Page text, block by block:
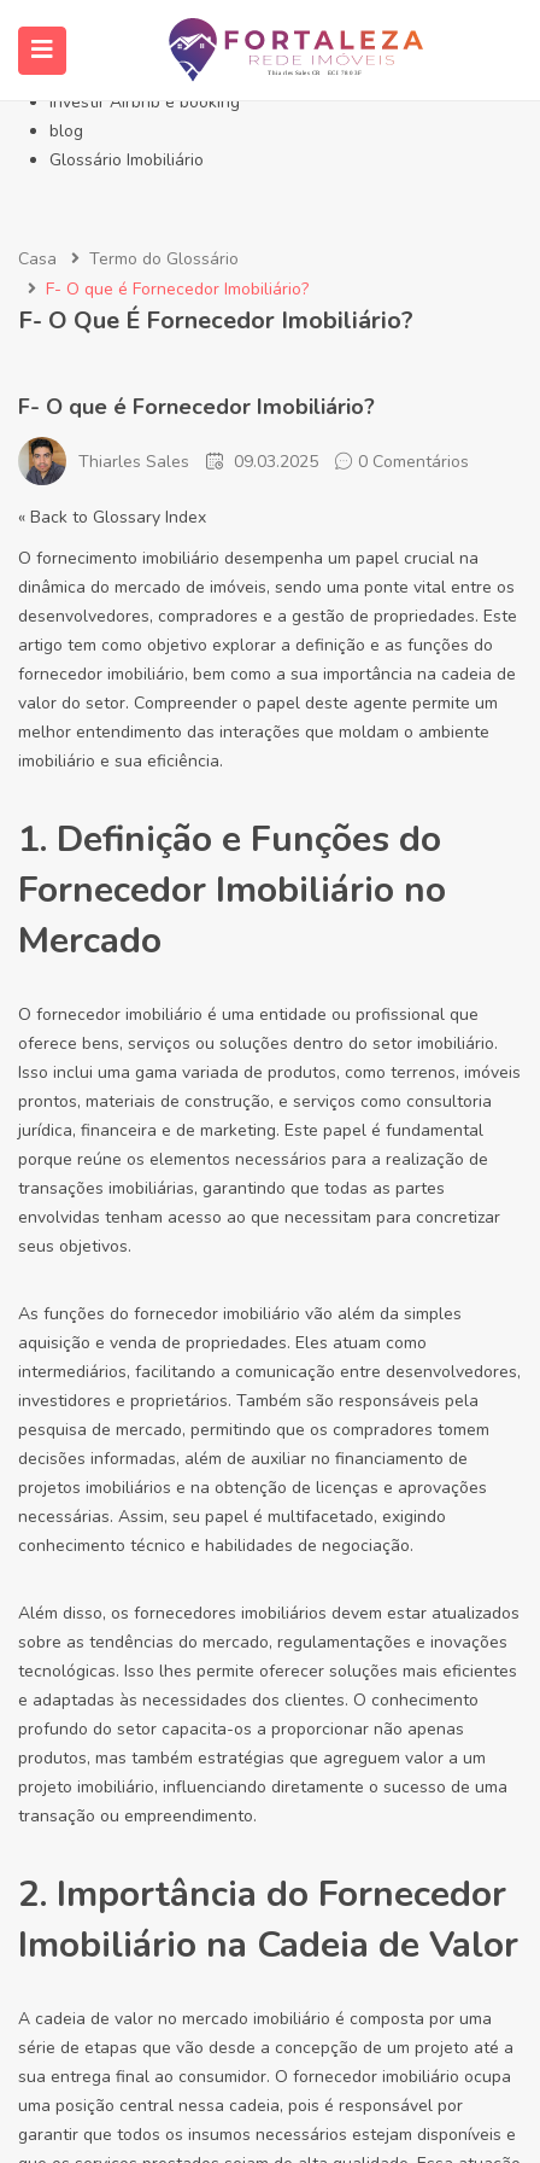
Início- Imóveis Fortaleza Eusébio
Imóveis em Fortaleza
Imóveis no Eusébio
Investir Airbnb e booking
blog
Glossário Imobiliário
Casa
Termo do Glossário
F- O que é Fornecedor Imobiliário?
F- O Que É Fornecedor Imobiliário?
F- O que é Fornecedor Imobiliário?
Thiarles Sales 09.03.2025 0 Comentários
« Back to Glossary Index
O fornecimento imobiliário desempenha um papel crucial na
dinâmica do mercado de imóveis, sendo uma ponte vital entre os
desenvolvedores, compradores e a gestão de propriedades. Este
artigo tem como objetivo explorar a definição e as funções do
fornecedor imobiliário, bem como a sua importância na cadeia de
valor do setor. Compreender o papel deste agente permite um
melhor entendimento das interações que moldam o ambiente
imobiliário e sua eficiência.
1. Definição e Funções do
Fornecedor Imobiliário no
Mercado
O fornecedor imobiliário é uma entidade ou profissional que
oferece bens, serviços ou soluções dentro do setor imobiliário.
Isso inclui uma gama variada de produtos, como terrenos, imóveis
prontos, materiais de construção, e serviços como consultoria
jurídica, financeira e de marketing. Este papel é fundamental
porque reúne os elementos necessários para a realização de
transações imobiliárias, garantindo que todas as partes
envolvidas tenham acesso ao que necessitam para concretizar
seus objetivos.
As funções do fornecedor imobiliário vão além da simples
aquisição e venda de propriedades. Eles atuam como
intermediários, facilitando a comunicação entre desenvolvedores,
investidores e proprietários. Também são responsáveis pela
pesquisa de mercado, permitindo que os compradores tomem
decisões informadas, além de auxiliar no financiamento de
projetos imobiliários e na obtenção de licenças e aprovações
necessárias. Assim, seu papel é multifacetado, exigindo
conhecimento técnico e habilidades de negociação.
Além disso, os fornecedores imobiliários devem estar atualizados
sobre as tendências do mercado, regulamentações e inovações
tecnológicas. Isso lhes permite oferecer soluções mais eficientes
e adaptadas às necessidades dos clientes. O conhecimento
profundo do setor capacita-os a proporcionar não apenas
produtos, mas também estratégias que agreguem valor a um
projeto imobiliário, influenciando diretamente o sucesso de uma
transação ou empreendimento.
2. Importância do Fornecedor
Imobiliário na Cadeia de Valor
A cadeia de valor no mercado imobiliário é composta por uma
série de etapas que vão desde a concepção de um projeto até a
sua entrega final ao consumidor. O fornecedor imobiliário ocupa
uma posição central nessa cadeia, pois é responsável por
garantir que todos os insumos necessários estejam disponíveis e